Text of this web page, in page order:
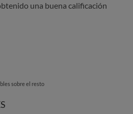
una buena calificación
sobre el resto